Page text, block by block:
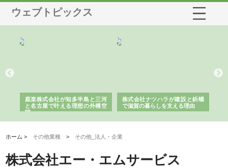
ウェブトピックス
庭楽株式会社が知多半島と三河
と名古屋で叶える理想の外構空
間
株式会社ナツハラが建設と鋲螺
で滋賀の暮らしを支える理由
ホーム > その他業種 > その他_法人・企業
株式会社エー・エムサービス